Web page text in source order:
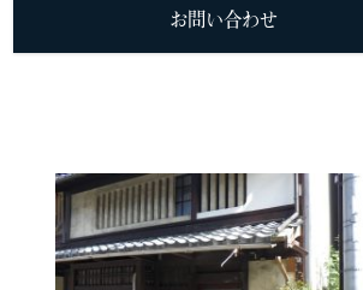
お問い合わせ